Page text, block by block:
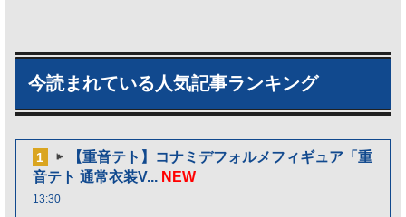
今読まれている人気記事ランキング
1
【重音テト】コナミデフォルメフィギュア「重
音テト 通常衣装V... NEW
13:30